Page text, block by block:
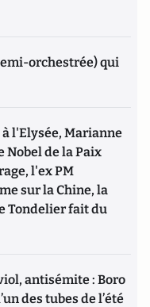
orchestrée) qui
l'Elysée, Marianne
Nobel de la Paix
l'ex PM
sur la Chine, la
Tondelier fait du
antisémite : Boro
des tubes de l’été